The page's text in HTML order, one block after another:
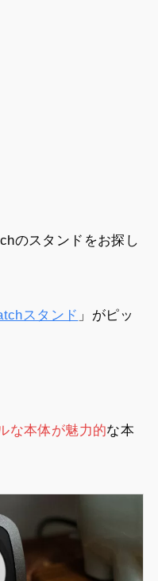
のスタンドをお探し
スタンド 」がピッ
な本体が魅力的な本